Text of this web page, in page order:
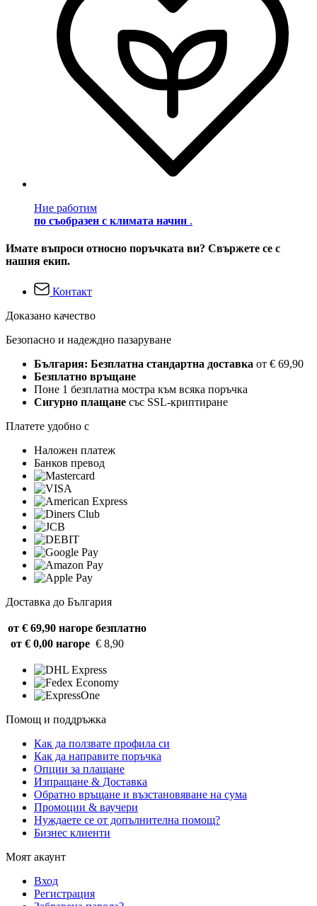
Ние работим
по съобразен с климата начин .
Имате въпроси относно поръчката ви? Свържете се с
нашия екип.
Контакт
Доказано качество
Безопасно и надеждно пазаруване
България: Безплатна стандартна доставка от € 69,90
Безплатно връщане
Поне 1 безплатна мостра към всяка поръчка
Сигурно плащане със SSL-криптиране
Платете удобно с
Наложен платеж
Банков превод
Доставка до България
от € 69,90 нагоре безплатно
от € 0,00 нагоре € 8,90
Помощ и поддръжка
Как да ползвате профила си
Как да направите поръчка
Опции за плащане
Изпращане & Доставка
Обратно връщане и възстановяване на сума
Промоции & ваучери
Нуждаете се от допълнителна помощ?
Бизнес клиенти
Моят акаунт
Вход
Регистрация